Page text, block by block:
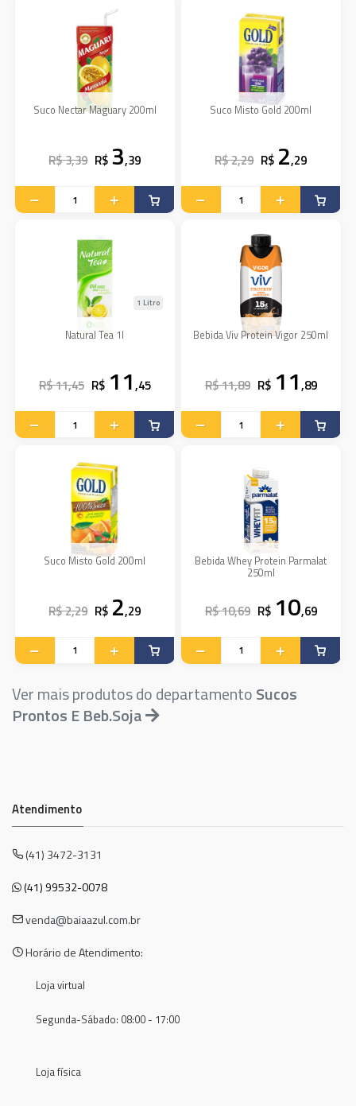
Suco Nectar Maguary 200ml
R$ 3,39 R$ 3,39
Suco Misto Gold 200ml
R$ 2,29 R$ 2,29
Natural Tea 1l
1 Litro
R$ 11,45 R$ 11,45
Bebida Viv Protein Vigor 250ml
R$ 11,89 R$ 11,89
Suco Misto Gold 200ml
R$ 2,29 R$ 2,29
Bebida Whey Protein Parmalat
250ml
R$ 10,69 R$ 10,69
Ver mais produtos do departamentoSucos
Prontos E Beb.Soja
Atendimento
(41) 3472-3131
(41) 99532-0078
venda@baiaazul.com.br
Horário de Atendimento:
Loja virtual
Segunda-Sábado: 08:00 - 17:00
Loja física